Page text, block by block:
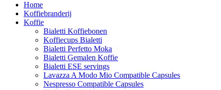
Home
Koffiebranderij
Koffie
Bialetti Koffiebonen
Koffiecups Bialetti
Bialetti Perfetto Moka
Bialetti Gemalen Koffie
Bialetti ESE servings
Lavazza A Modo Mio Compatible Capsules
Nespresso Compatible Capsules